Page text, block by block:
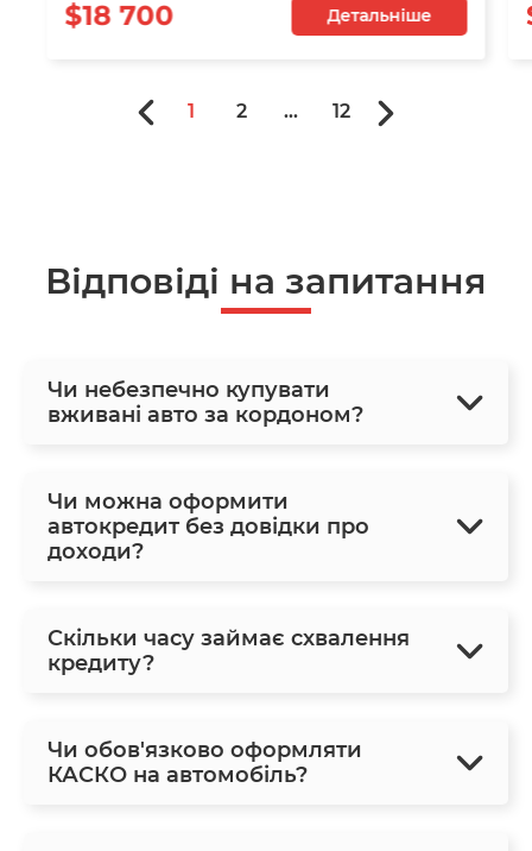
$18 700 Детальніше
1 2 ... 12
Відповіді на запитання
Чи небезпечно купувати
вживані авто за кордоном?
Чи можна оформити
автокредит без довідки про
доходи?
Скільки часу займає схвалення
кредиту?
Чи обов'язково оформляти
КАСКО на автомобіль?